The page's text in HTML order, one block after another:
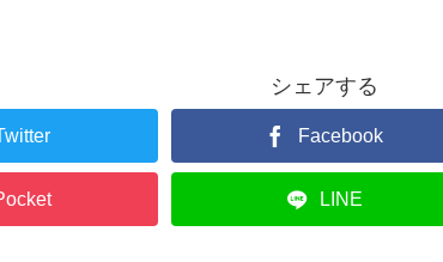
シェアする
Facebook
LINE